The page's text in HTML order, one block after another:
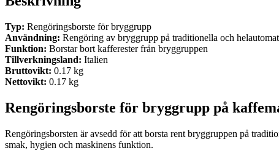
Typ: Rengöringsborste för bryggrupp
Användning: Rengöring av bryggrupp på traditionella och
Funktion: Borstar bort kafferester från bryggruppen
Tillverkningsland: Italien
Bruttovikt: 0.17 kg
Nettovikt: 0.17 kg
Rengöringsborste för bryggrupp på
Rengöringsborsten är avsedd för att borsta rent bryggruppen på
smak, hygien och maskinens funktion.